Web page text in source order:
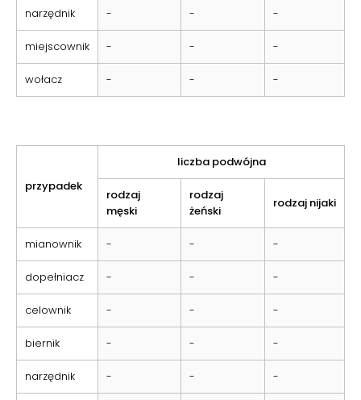
narzędnik - - -
miejscownik - - -
wołacz - - -
przypadek
liczba podwójna
rodzaj
męski
rodzaj
żeński
rodzaj nijaki
mianownik - - -
dopełniacz - - -
celownik - - -
biernik - - -
narzędnik - - -